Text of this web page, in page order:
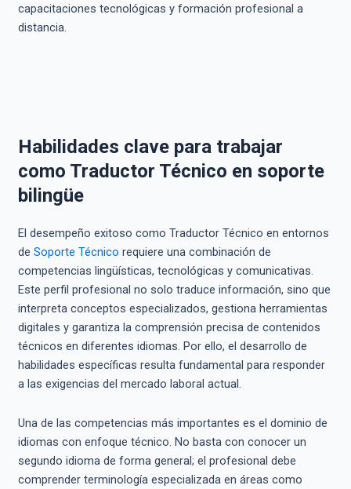
capacitaciones tecnológicas y formación profesional a
distancia.
Habilidades clave para trabajar
como Traductor Técnico en soporte
bilingüe
El desempeño exitoso como Traductor Técnico en entornos
de Soporte Técnico requiere una combinación de
competencias lingüísticas, tecnológicas y comunicativas.
Este perfil profesional no solo traduce información, sino que
interpreta conceptos especializados, gestiona herramientas
digitales y garantiza la comprensión precisa de contenidos
técnicos en diferentes idiomas. Por ello, el desarrollo de
habilidades específicas resulta fundamental para responder
a las exigencias del mercado laboral actual.
Una de las competencias más importantes es el dominio de
idiomas con enfoque técnico. No basta con conocer un
segundo idioma de forma general; el profesional debe
comprender terminología especializada en áreas como